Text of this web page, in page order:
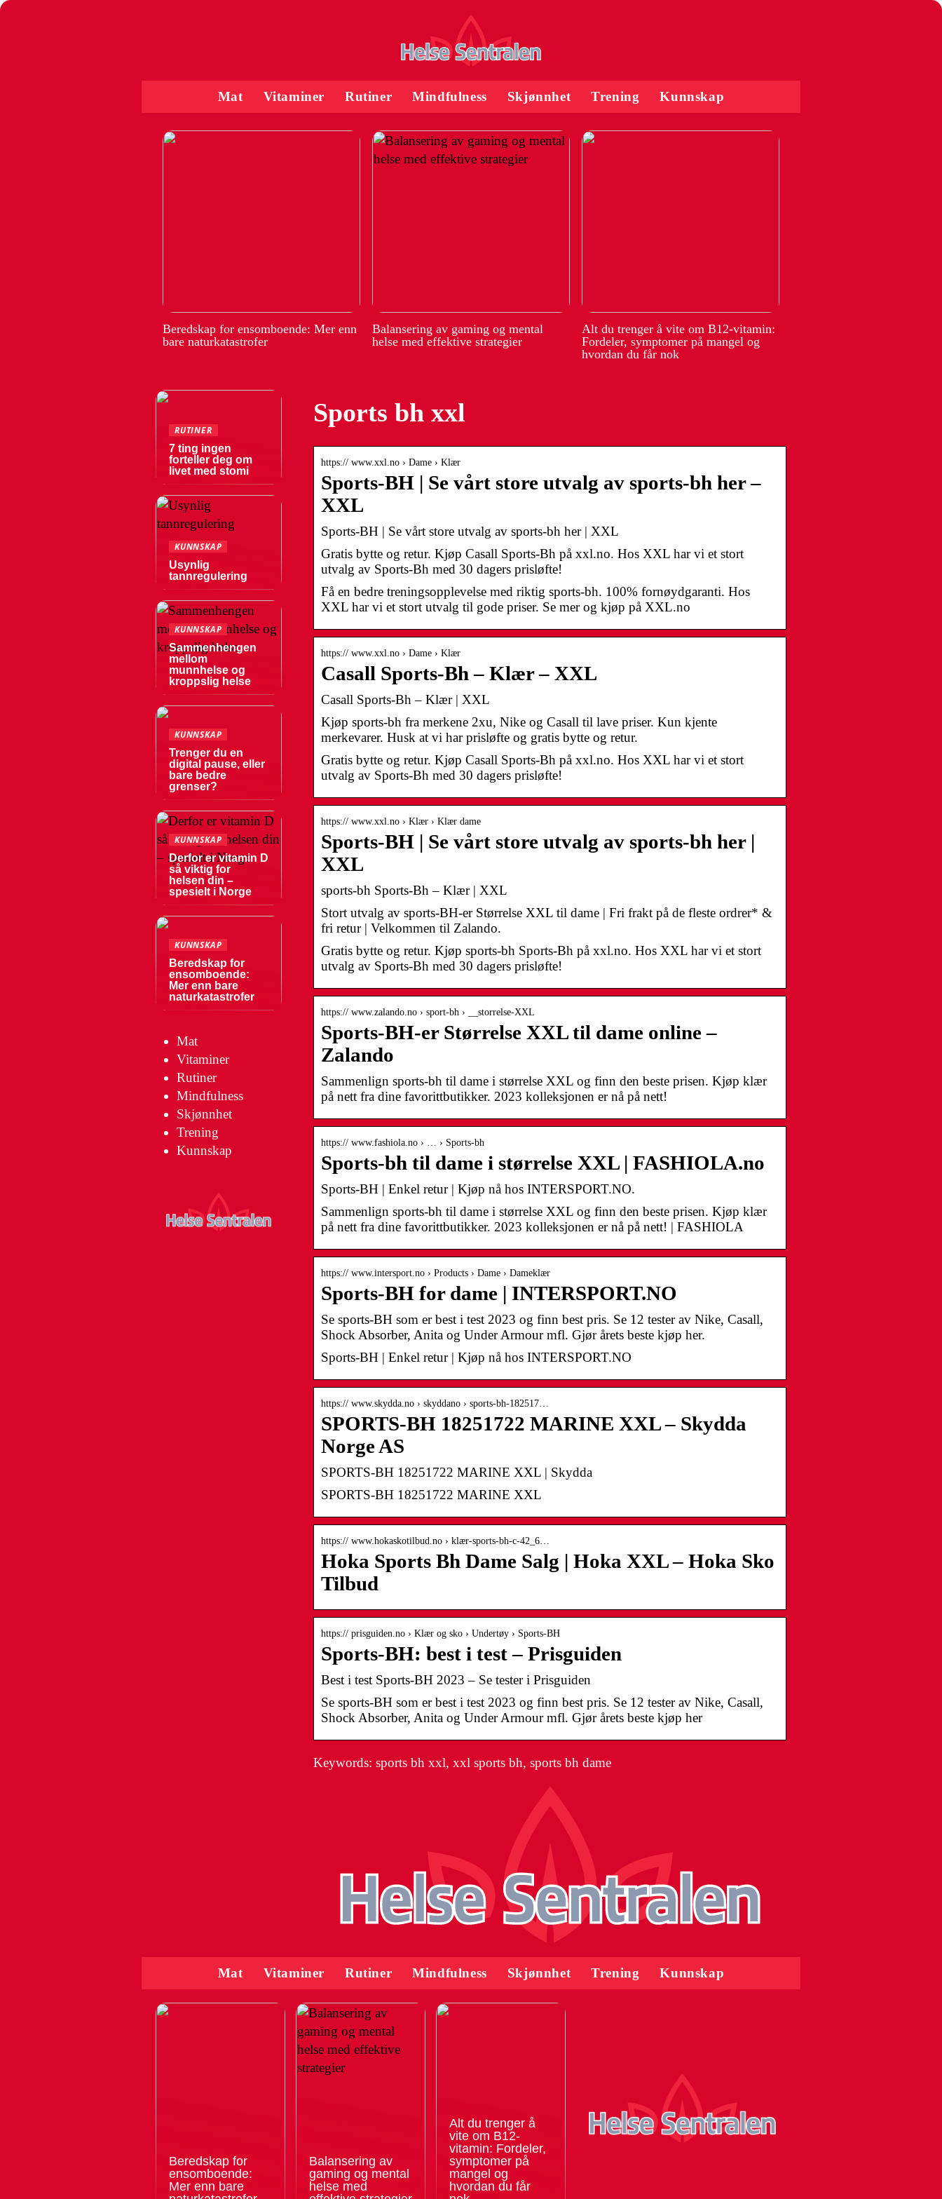
Mat Vitaminer Rutiner Mindfulness Skjønnhet Trening Kunnskap
Beredskap for ensomboende: Mer enn
bare naturkatastrofer
Balansering av gaming og mental
helse med effektive strategier
Alt du trenger å vite om B12-vitamin:
Fordeler, symptomer på mangel og
hvordan du får nok
Sports bh xxl
https:// www.xxl.no › Dame › Klær
Sports-BH | Se vårt store utvalg av sports-bh her –
XXL
Sports-BH | Se vårt store utvalg av sports-bh her | XXL
Gratis bytte og retur. Kjøp Casall Sports-Bh på xxl.no. Hos XXL har vi et stort
utvalg av Sports-Bh med 30 dagers prisløfte!
Få en bedre treningsopplevelse med riktig sports-bh. 100% fornøydgaranti. Hos
XXL har vi et stort utvalg til gode priser. Se mer og kjøp på XXL.no
https:// www.xxl.no › Dame › Klær
Casall Sports-Bh – Klær – XXL
Casall Sports-Bh – Klær | XXL
Kjøp sports-bh fra merkene 2xu, Nike og Casall til lave priser. Kun kjente
merkevarer. Husk at vi har prisløfte og gratis bytte og retur.
Gratis bytte og retur. Kjøp Casall Sports-Bh på xxl.no. Hos XXL har vi et stort
utvalg av Sports-Bh med 30 dagers prisløfte!
https:// www.xxl.no › Klær › Klær dame
Sports-BH | Se vårt store utvalg av sports-bh her |
XXL
sports-bh Sports-Bh – Klær | XXL
Stort utvalg av sports-BH-er Størrelse XXL til dame | Fri frakt på de fleste ordrer* &
fri retur | Velkommen til Zalando.
Gratis bytte og retur. Kjøp sports-bh Sports-Bh på xxl.no. Hos XXL har vi et stort
utvalg av Sports-Bh med 30 dagers prisløfte!
https:// www.zalando.no › sport-bh › __storrelse-XXL
Sports-BH-er Størrelse XXL til dame online –
Zalando
Sammenlign sports-bh til dame i størrelse XXL og finn den beste prisen. Kjøp klær
på nett fra dine favorittbutikker. 2023 kolleksjonen er nå på nett!
https:// www.fashiola.no › … › Sports-bh
Sports-bh til dame i størrelse XXL | FASHIOLA.no
Sports-BH | Enkel retur | Kjøp nå hos INTERSPORT.NO.
Sammenlign sports-bh til dame i størrelse XXL og finn den beste prisen. Kjøp klær
på nett fra dine favorittbutikker. 2023 kolleksjonen er nå på nett! | FASHIOLA
https:// www.intersport.no › Products › Dame › Dameklær
Sports-BH for dame | INTERSPORT.NO
Se sports-BH som er best i test 2023 og finn best pris. Se 12 tester av Nike, Casall,
Shock Absorber, Anita og Under Armour mfl. Gjør årets beste kjøp her.
Sports-BH | Enkel retur | Kjøp nå hos INTERSPORT.NO
https:// www.skydda.no › skyddano › sports-bh-182517…
SPORTS-BH 18251722 MARINE XXL – Skydda
Norge AS
SPORTS-BH 18251722 MARINE XXL | Skydda
SPORTS-BH 18251722 MARINE XXL
https:// www.hokaskotilbud.no › klær-sports-bh-c-42_6…
Hoka Sports Bh Dame Salg | Hoka XXL – Hoka Sko
Tilbud
https:// prisguiden.no › Klær og sko › Undertøy › Sports-BH
Sports-BH: best i test – Prisguiden
Best i test Sports-BH 2023 – Se tester i Prisguiden
Se sports-BH som er best i test 2023 og finn best pris. Se 12 tester av Nike, Casall,
Shock Absorber, Anita og Under Armour mfl. Gjør årets beste kjøp her
Keywords: sports bh xxl, xxl sports bh, sports bh dame
RUTINER
7 ting ingen
forteller deg om
livet med stomi
KUNNSKAP
Usynlig
tannregulering
KUNNSKAP
Sammenhengen
mellom
munnhelse og
kroppslig helse
KUNNSKAP
Trenger du en
digital pause, eller
bare bedre
grenser?
KUNNSKAP
Derfor er vitamin D
så viktig for
helsen din –
spesielt i Norge
KUNNSKAP
Beredskap for
ensomboende:
Mer enn bare
naturkatastrofer
Mat
Vitaminer
Rutiner
Mindfulness
Skjønnhet
Trening
Kunnskap
Mat Vitaminer Rutiner Mindfulness Skjønnhet Trening Kunnskap
Beredskap for
ensomboende:
Mer enn bare
Balansering av
gaming og mental
helse med
Alt du trenger å
vite om B12-
vitamin: Fordeler,
symptomer på
mangel og
hvordan du får